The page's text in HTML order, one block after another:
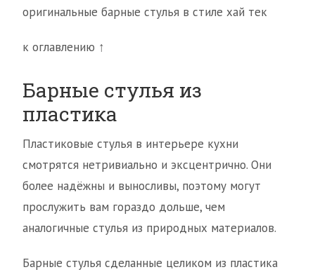
оригинальные барные стулья в стиле хай тек
к оглавлению ↑
Барные стулья из
пластика
Пластиковые стулья в интерьере кухни
смотрятся нетривиально и эксцентрично. Они
более надёжны и выносливы, поэтому могут
прослужить вам гораздо дольше, чем
аналогичные стулья из природных материалов.
Барные стулья сделанные целиком из пластика